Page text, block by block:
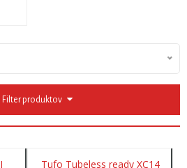
Filter produktov
Tufo Tubeless ready XC14